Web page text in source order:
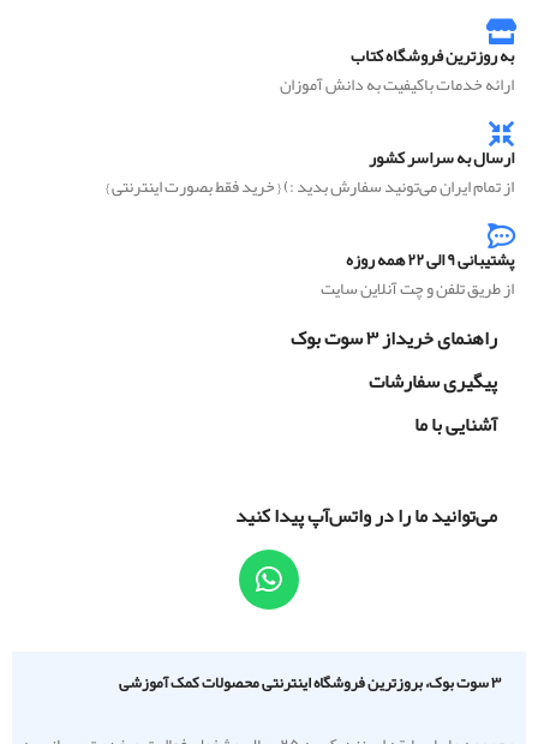
به روزترین فروشگاه کتاب
ارائه خدمات باکیفیت به دانش آموزان
ارسال به سراسر کشور
از تمام ایران می‌تونید سفارش بدید :) { خرید فقط بصورت اینترنتی }
پشتیبانی ۹ الی ۲۲ همه روزه
از طریق تلفن و چت آنلاین سایت
راهنمای خریداز ۳ سوت بوک
پیگیری سفارشات
آشنایی با ما
می‌توانید ما را در واتس‌آپ پیدا کنید
۳ سوت بوک، بروزترین فروشگاه اینترنتی محصولات کمک آموزشی